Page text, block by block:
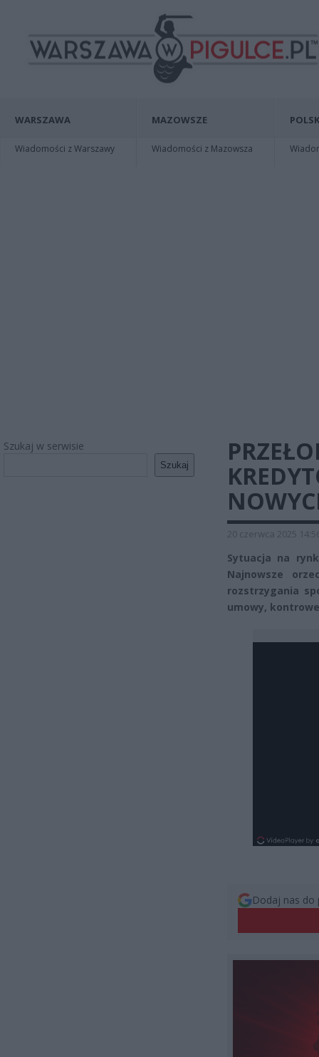
WARSZAWA
Wiadomości z Warszawy
MAZOWSZE
Wiadomości z Mazowsza
Szukaj w serwisie
Szukaj
20 czerwca 2025
Sytuacja na
Najnowsze
rozstrzygania
umowy,
Dodaj nas do